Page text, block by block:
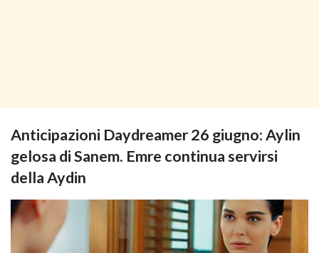
Anticipazioni Daydreamer 26 giugno: Aylin
gelosa di Sanem. Emre continua servirsi
della Aydin